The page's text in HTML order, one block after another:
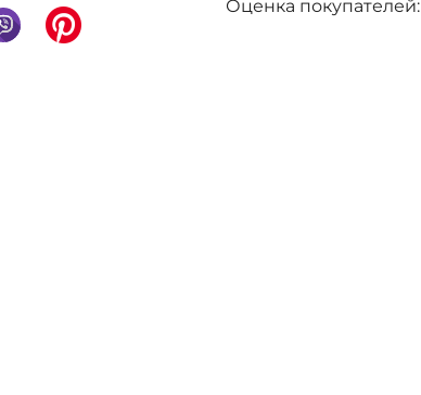
Оценка покупателей: